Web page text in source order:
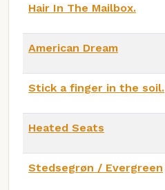
Hair In The Mailbox.
American Dream
Stick a finger in the soil.
Heated Seats
Stedsegrøn / Evergreen